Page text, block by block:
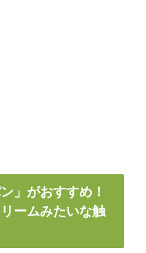
」がおすすめ！
ームみたいな触